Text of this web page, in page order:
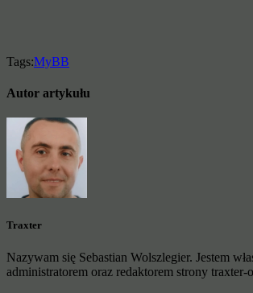
Tags:MyBB
Autor artykułu
Traxter
Nazywam się Sebastian Wolszlegier. Jestem
administratorem oraz redaktorem strony traxter-